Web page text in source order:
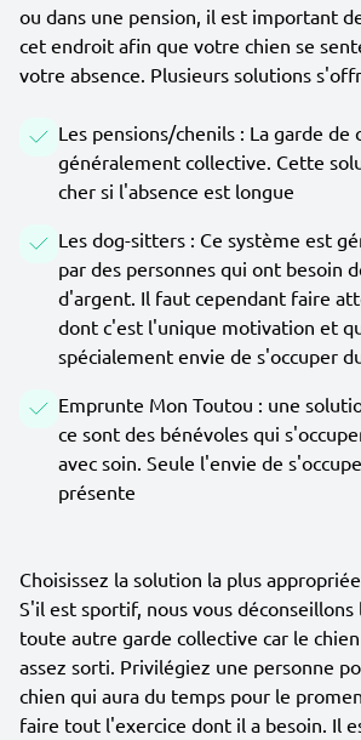
ou dans une pension, il est important
cet endroit afin que votre chien se
votre absence. Plusieurs solutions
Les pensions/chenils : La garde de
généralement collective. Cette
cher si l'absence est longue
Les dog-sitters : Ce système est
par des personnes qui ont besoin
d'argent. Il faut cependant faire
dont c'est l'unique motivation et
spécialement envie de s'occuper
Emprunte Mon Toutou : une
ce sont des bénévoles qui
avec soin. Seule l'envie de
présente
Choisissez la solution la plus
S'il est sportif, nous vous déconseillons
toute autre garde collective car le
assez sorti. Privilégiez une personne
chien qui aura du temps pour le
faire tout l'exercice dont il a besoin. Il